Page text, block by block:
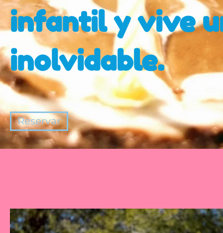
infantil y vive
inolvidable.
Reservar